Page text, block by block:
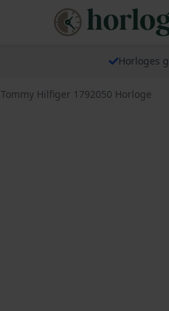
Horloges
Tommy Hilfiger 1792050 Horloge